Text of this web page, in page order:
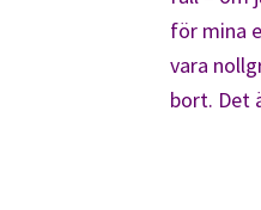
för mina
vara
bort. Det